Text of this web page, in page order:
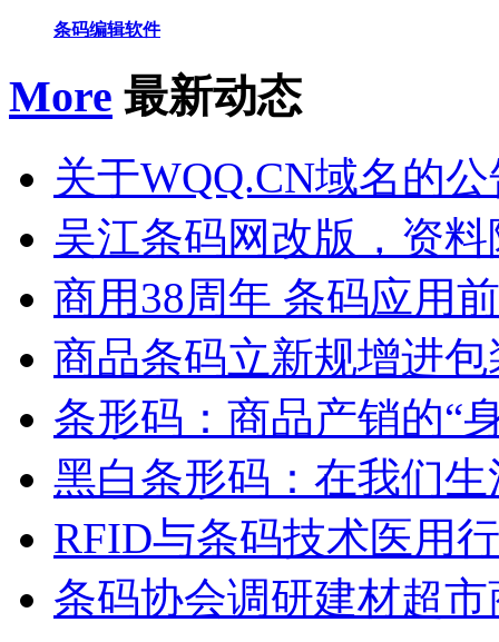
条码编辑软件
More 最新动态
关于WQQ.CN域名的
吴江条码网改版，资
商用38周年 条码应用
商品条码立新规增进
条形码：商品产销的“
黑白条形码：在我们
RFID与条码技术医用
条码协会调研建材超